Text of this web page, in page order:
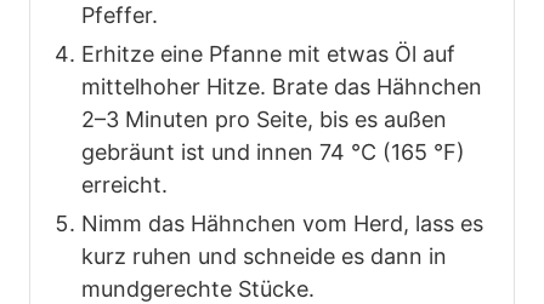
Pfeffer.
Erhitze eine Pfanne mit etwas Öl auf
mittelhoher Hitze. Brate das Hähnchen
2–3 Minuten pro Seite, bis es außen
gebräunt ist und innen 74 °C (165 °F)
erreicht.
Nimm das Hähnchen vom Herd, lass es
kurz ruhen und schneide es dann in
mundgerechte Stücke.